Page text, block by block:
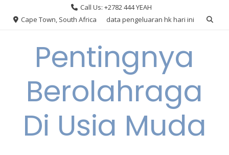
Call Us: +2782 444 YEAH
Cape Town, South Africa
data pengeluaran hk hari ini
Pentingnya
Berolahraga
Di Usia Muda